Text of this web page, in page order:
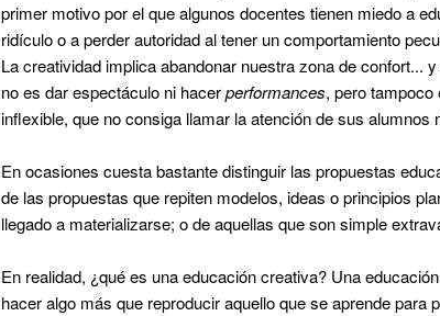
primer motivo por el que algunos docentes tienen miedo a
ridículo o a perder autoridad al tener un comportamiento
La creatividad implica abandonar nuestra zona de confort...
no es dar espectáculo ni hacerperformances, pero
inflexible, que no consiga llamar la atención de sus alumnos
En ocasiones cuesta bastante distinguir las propuestas
de las propuestas que repiten modelos, ideas o principios
llegado a materializarse; o de aquellas que son simple
En realidad, ¿qué es una educación creativa? Una
hacer algo más que reproducir aquello que se aprende para